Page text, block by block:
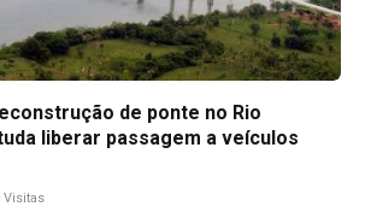
de ponte no Rio
liberar passagem a veículos
Visitas